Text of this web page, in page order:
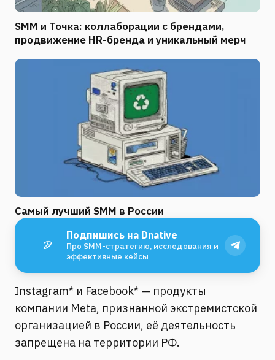
SMM и Точка: коллаборации с брендами,
продвижение HR-бренда и уникальный мерч
Самый лучший SMM в России
Подпишись на Dnative
Про SMM-стратегию, исследования и
эффективные кейсы
Instagram* и Facebook* — продукты
компании Meta, признанной экстремистской
организацией в России, её деятельность
запрещена на территории РФ.